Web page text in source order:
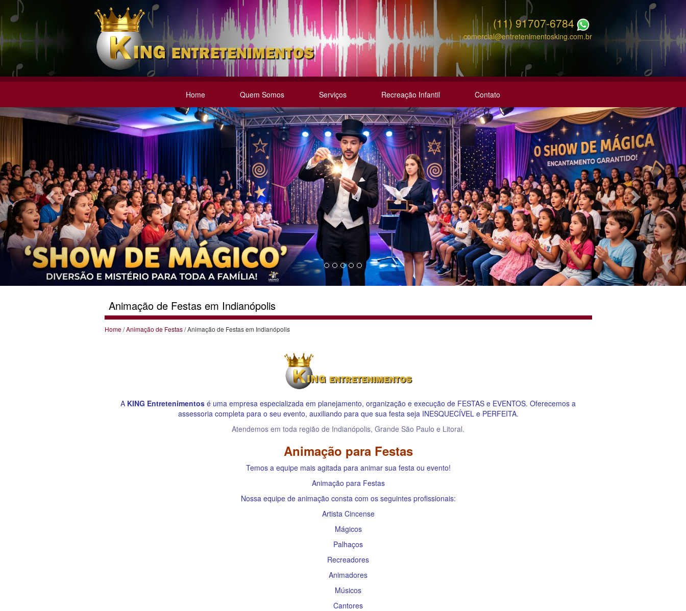
(11) 91707-6784
comercial@entretenimentosking.com.br
Home Quem Somos Serviços Recreação Infantil Contato
Previous Next
Animação de Festas em Indianópolis
Home/Animação de Festas/ Animação de Festas em Indianópolis
A KING Entretenimentos é uma empresa especializada em planejamento, organização e execução de FESTAS e EVENTOS. Oferecemos a
assessoria completa para o seu evento, auxiliando para que sua festa seja INESQUECÍVEL e PERFEITA.
Atendemos em toda região de Indianópolis, Grande São Paulo e Litoral.
Animação para Festas
Temos a equipe mais agitada para animar sua festa ou evento!
Animação para Festas
Nossa equipe de animação consta com os seguintes profissionais:
Artista Cincense
Mágicos
Palhaços
Recreadores
Animadores
Músicos
Cantores